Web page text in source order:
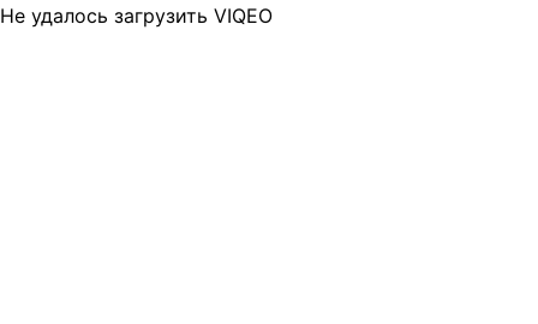
Не удалось загрузить VIQEO